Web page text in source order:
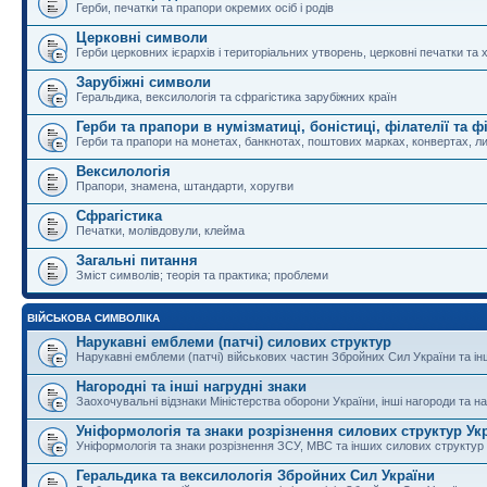
Герби, печатки та прапори окремих осіб і родів
Церковні символи
Герби церковних ієрархів і територіальних утворень, церковні печатки та
Зарубіжні символи
Геральдика, вексилологія та сфрагістика зарубіжних країн
Герби та прапори в нумізматиці, боністиці, філателії та
Герби та прапори на монетах, банкнотах, поштових марках, конвертах,
Вексилологія
Прапори, знамена, штандарти, хоругви
Сфрагістика
Печатки, молівдовули, клейма
Загальні питання
Зміст символів; теорія та практика; проблеми
ВІЙСЬКОВА СИМВОЛІКА
Нарукавні емблеми (патчі) силових структур
Нарукавні емблеми (патчі) військових частин Збройних Сил України та
Нагородні та інші нагрудні знаки
Заохочувальні відзнаки Міністерства оборони України, інші нагороди та
Уніформологія та знаки розрізнення силових структур
Уніформологія та знаки розрізнення ЗСУ, МВС та інших силових структур
Геральдика та вексилологія Збройних Сил України